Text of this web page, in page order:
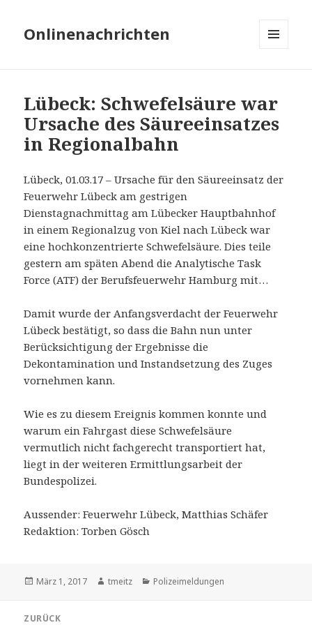
Onlinenachrichten
Lübeck: Schwefelsäure war
Ursache des Säureeinsatzes
in Regionalbahn
Lübeck, 01.03.17 – Ursache für den Säureeinsatz der
Feuerwehr Lübeck am gestrigen
Dienstagnachmittag am Lübecker Hauptbahnhof
in einem Regionalzug von Kiel nach Lübeck war
eine hochkonzentrierte Schwefelsäure. Dies teile
gestern am späten Abend die Analytische Task
Force (ATF) der Berufsfeuerwehr Hamburg mit…
Damit wurde der Anfangsverdacht der Feuerwehr
Lübeck bestätigt, so dass die Bahn nun unter
Berücksichtigung der Ergebnisse die
Dekontamination und Instandsetzung des Zuges
vornehmen kann.
Wie es zu diesem Ereignis kommen konnte und
warum ein Fahrgast diese Schwefelsäure
vermutlich nicht fachgerecht transportiert hat,
liegt in der weiteren Ermittlungsarbeit der
Bundespolizei.
Aussender: Feuerwehr Lübeck, Matthias Schäfer
Redaktion: Torben Gösch
Veröffentlicht
März 1, 2017 Autor
tmeitz Kategorien
Polizeimeldungen
ZURÜCK